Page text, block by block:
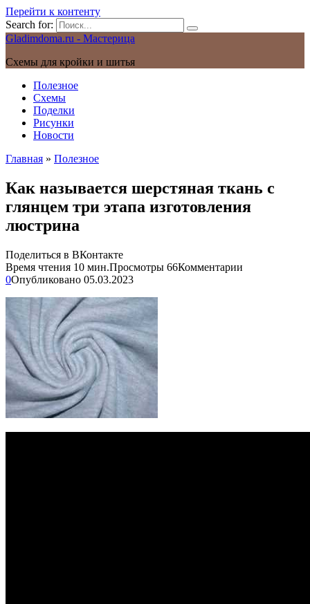
Перейти к контенту
Search for:
Gladimdoma.ru - Мастерица
Схемы для кройки и шитья
Полезное
Схемы
Поделки
Рисунки
Новости
Главная » Полезное
Как называется шерстяная ткань с
глянцем три этапа изготовления
люстрина
Поделиться в ВКонтакте
Время чтения 10 мин.Просмотры 66Комментарии
0Опубликовано 05.03.2023